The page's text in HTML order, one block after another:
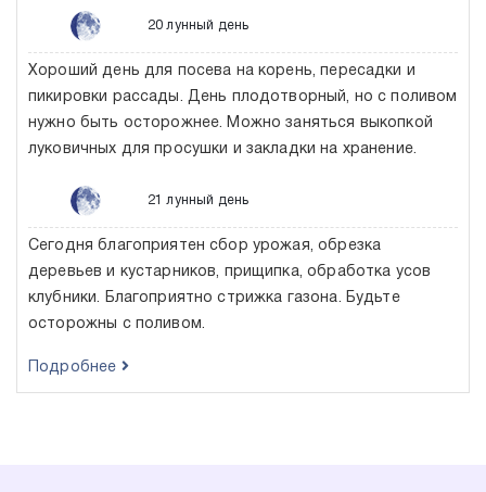
20 лунный день
Хороший день для посева на корень, пересадки и
пикировки рассады. День плодотворный, но с поливом
нужно быть осторожнее. Можно заняться выкопкой
луковичных для просушки и закладки на хранение.
21 лунный день
Сегодня благоприятен сбор урожая, обрезка
деревьев и кустарников, прищипка, обработка усов
клубники. Благоприятно стрижка газона. Будьте
осторожны с поливом.
Подробнее